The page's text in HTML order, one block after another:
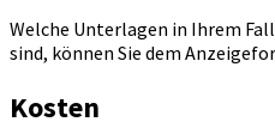
Welche Unterlagen in Ihrem
sind, können Sie dem
Kosten